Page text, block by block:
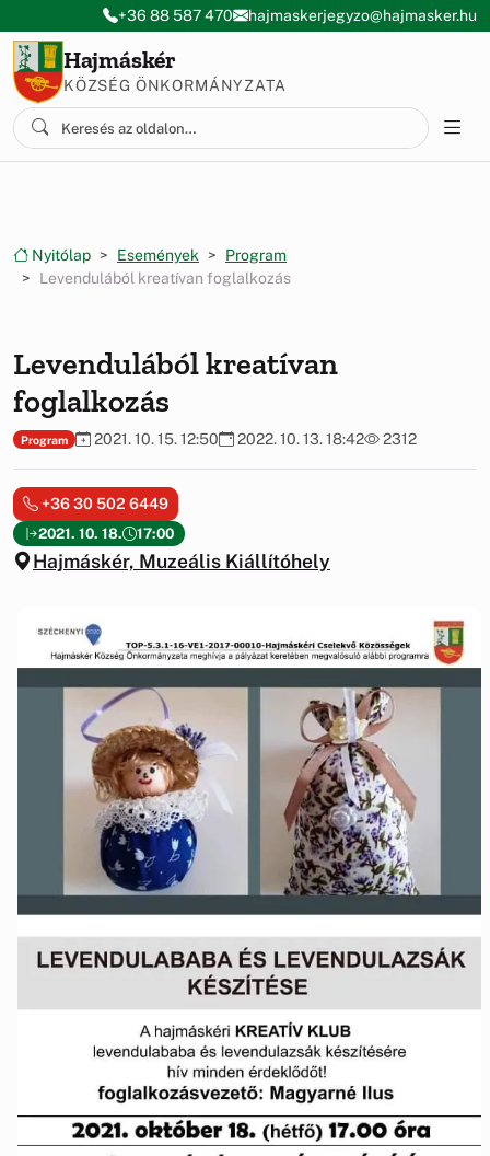
Ugrás a menüre
Ugrás a tartalomra
+36 88 587 470 hajmaskerjegyzo@hajmasker.hu
Hajmáskér
KÖZSÉG ÖNKORMÁNYZATA
Nyitólap Események
Program
Levendulából kreatívan foglalkozás
Levendulából kreatívan
foglalkozás
Program 2021. 10. 15. 12:50 2022. 10. 13. 18:42 2312
2021. 10. 18. 17:00
Hajmáskér, Muzeális Kiállítóhely
+36 30 502 6449